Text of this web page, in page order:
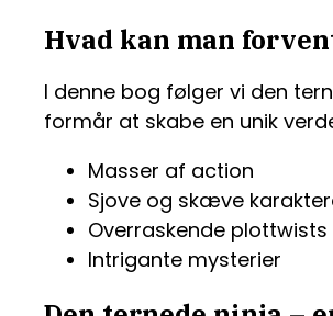
Hvad kan man
I denne bog følger vi den
formår at skabe en unik
Masser af action
Sjove og skæve
Overraskende plottwists
Intrigante mysterier